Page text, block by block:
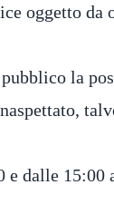
oggetto da
la
e dalle 15:00